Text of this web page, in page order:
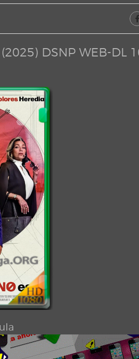
DSNP WEB-DL